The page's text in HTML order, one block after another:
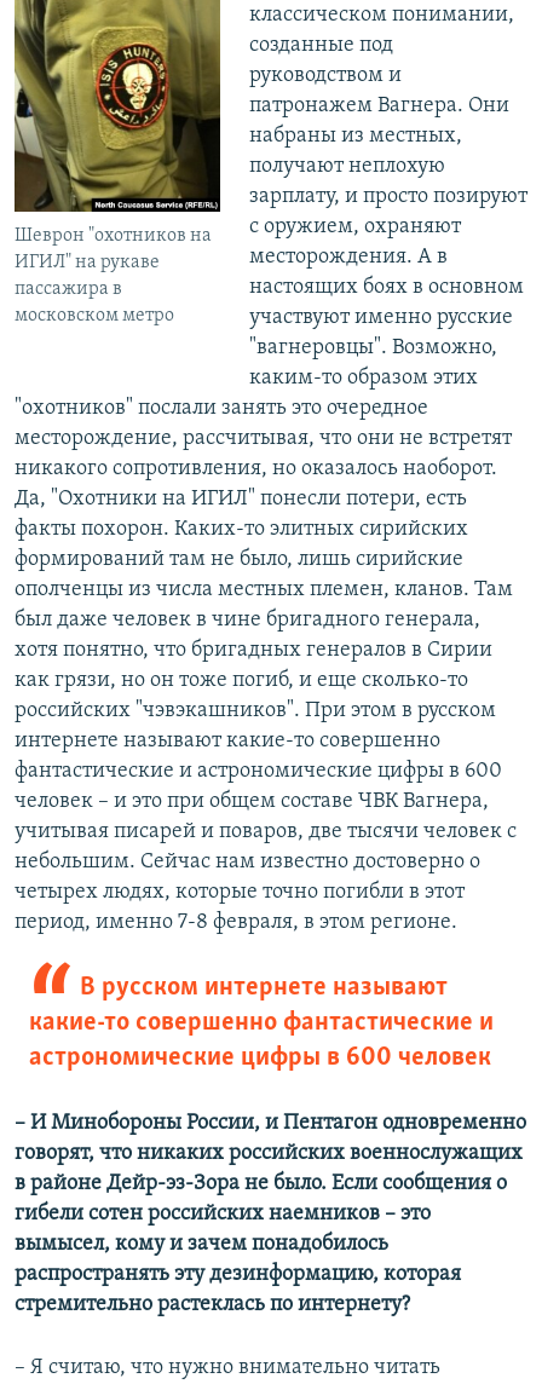
Шеврон "охотников на
ИГИЛ" на рукаве
пассажира в
московском метро
классическом понимании,
созданные под
руководством и
патронажем Вагнера. Они
набраны из местных,
получают неплохую
зарплату, и просто позируют
с оружием, охраняют
месторождения. А в
настоящих боях в основном
участвуют именно русские
"вагнеровцы". Возможно,
каким-то образом этих
"охотников" послали занять это очередное
месторождение, рассчитывая, что они не встретят
никакого сопротивления, но оказалось наоборот.
Да, "Охотники на ИГИЛ" понесли потери, есть
факты похорон. Каких-то элитных сирийских
формирований там не было, лишь сирийские
ополченцы из числа местных племен, кланов. Там
был даже человек в чине бригадного генерала,
хотя понятно, что бригадных генералов в Сирии
как грязи, но он тоже погиб, и еще сколько-то
российских "чэвэкашников". При этом в русском
интернете называют какие-то совершенно
фантастические и астрономические цифры в 600
человек – и это при общем составе ЧВК Вагнера,
учитывая писарей и поваров, две тысячи человек с
небольшим. Сейчас нам известно достоверно о
четырех людях, которые точно погибли в этот
период, именно 7-8 февраля, в этом регионе.
В русском интернете называют
какие-то совершенно фантастические и
астрономические цифры в 600 человек
– И Минобороны России, и Пентагон одновременно
говорят, что никаких российских военнослужащих
в районе Дейр-эз-Зора не было. Если сообщения о
гибели сотен российских наемников – это
вымысел, кому и зачем понадобилось
распространять эту дезинформацию, которая
стремительно растеклась по интернету?
– Я считаю, что нужно внимательно читать